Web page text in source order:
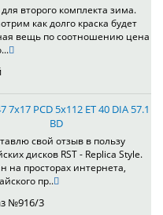
второго комплекта зима.
как долго краска будет
вещь по соотношению цена
7x17 PCD 5x112 ET 40 DIA 57.1
BD
свой отзыв в пользу
дисков RST - Replica Style.
на просторах интернета,
пр..
№916/3